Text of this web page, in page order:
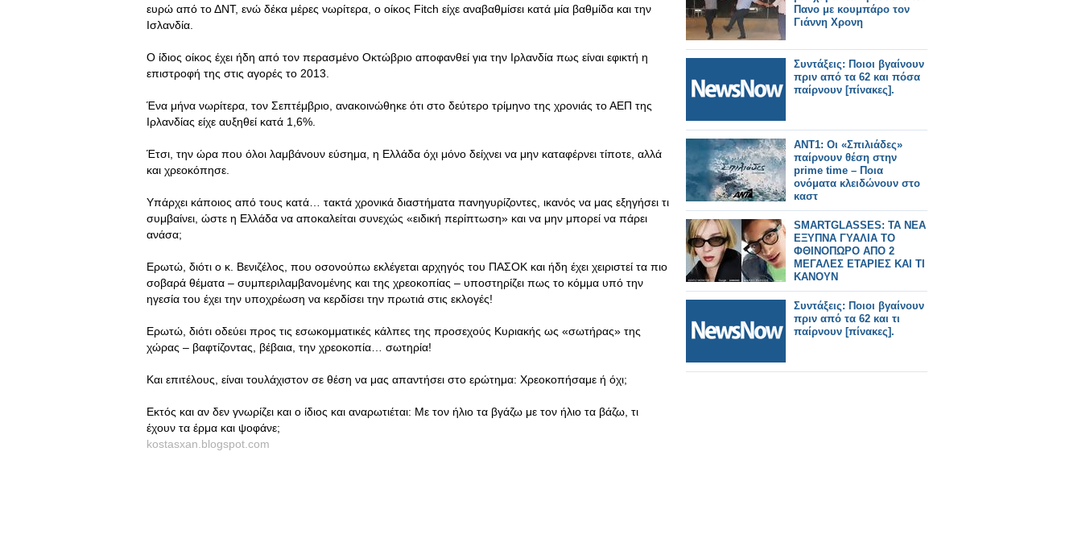
ευρώ από το ΔΝΤ, ενώ δέκα μέρες νωρίτερα, ο οίκος Fitch είχε αναβαθμίσει κατά μία βαθμίδα και την
Ισλανδία.
Ο ίδιος οίκος έχει ήδη από τον περασμένο Οκτώβριο αποφανθεί για την Ιρλανδία πως είναι εφικτή η
επιστροφή της στις αγορές το 2013.
Ένα μήνα νωρίτερα, τον Σεπτέμβριο, ανακοινώθηκε ότι στο δεύτερο τρίμηνο της χρονιάς το ΑΕΠ της
Ιρλανδίας είχε αυξηθεί κατά 1,6%.
Έτσι, την ώρα που όλοι λαμβάνουν εύσημα, η Ελλάδα όχι μόνο δείχνει να μην καταφέρνει τίποτε, αλλά
και χρεοκόπησε.
Υπάρχει κάποιος από τους κατά… τακτά χρονικά διαστήματα πανηγυρίζοντες, ικανός να μας εξηγήσει τι
συμβαίνει, ώστε η Ελλάδα να αποκαλείται συνεχώς «ειδική περίπτωση» και να μην μπορεί να πάρει
ανάσα;
Ερωτώ, διότι ο κ. Βενιζέλος, που οσονούπω εκλέγεται αρχηγός του ΠΑΣΟΚ και ήδη έχει χειριστεί τα πιο
σοβαρά θέματα – συμπεριλαμβανομένης και της χρεοκοπίας – υποστηρίζει πως το κόμμα υπό την
ηγεσία του έχει την υποχρέωση να κερδίσει την πρωτιά στις εκλογές!
Ερωτώ, διότι οδεύει προς τις εσωκομματικές κάλπες της προσεχούς Κυριακής ως «σωτήρας» της
χώρας – βαφτίζοντας, βέβαια, την χρεοκοπία… σωτηρία!
Και επιτέλους, είναι τουλάχιστον σε θέση να μας απαντήσει στο ερώτημα: Χρεοκοπήσαμε ή όχι;
Εκτός και αν δεν γνωρίζει και ο ίδιος και αναρωτιέται: Με τον ήλιο τα βγάζω με τον ήλιο τα βάζω, τι
έχουν τα έρμα και ψοφάνε;
kostasxan.blogspot.com
Πανο με κουμπάρο τον
Γιάννη Χρονη
Συντάξεις: Ποιοι βγαίνουν
πριν από τα 62 και πόσα
παίρνουν [πίνακες].
ΑΝΤ1: Οι «Σπιλιάδες»
παίρνουν θέση στην
prime time – Ποια
ονόματα κλειδώνουν στο
καστ
SMARTGLASSES: ΤΑ ΝΕΑ
ΕΞΥΠΝΑ ΓΥΑΛΙΑ ΤΟ
ΦΘΙΝΟΠΩΡΟ ΑΠΟ 2
ΜΕΓΑΛΕΣ ΕΤΑΡΙΕΣ ΚΑΙ ΤΙ
ΚΑΝΟΥΝ
Συντάξεις: Ποιοι βγαίνουν
πριν από τα 62 και τι
παίρνουν [πίνακες].